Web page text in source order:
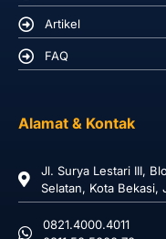
Artikel
FAQ
Alamat & Kontak
Jl. Surya Lestari III,
Selatan, Kota Bekasi,
0821.4000.4011